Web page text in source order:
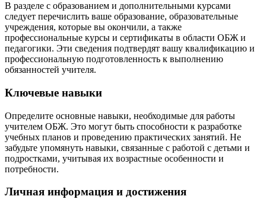
В разделе с образованием и дополнительными курсами
следует перечислить ваше образование, образовательные
учреждения, которые вы окончили, а также
профессиональные курсы и сертификаты в области ОБЖ и
педагогики. Эти сведения подтвердят вашу квалификацию и
профессиональную подготовленность к выполнению
обязанностей учителя.
Ключевые навыки
Определите основные навыки, необходимые для работы
учителем ОБЖ. Это могут быть способности к разработке
учебных планов и проведению практических занятий. Не
забудьте упомянуть навыки, связанные с работой с детьми и
подростками, учитывая их возрастные особенности и
потребности.
Личная информация и достижения